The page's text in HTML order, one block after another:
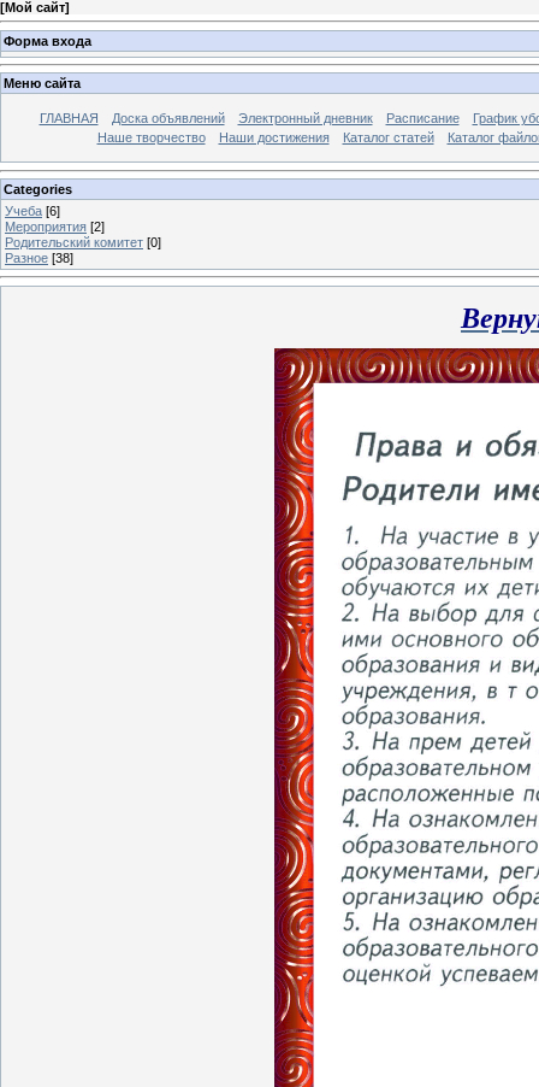
[Мой сайт]
Форма входа
Меню сайта
ГЛАВНАЯ Доска объявлений Электронный дневник Расписание
График
Наше творчество
Наши достижения Каталог статей Каталог
Categories
Учеба [6]
Мероприятия [2]
Родительский комитет [0]
Разное [38]